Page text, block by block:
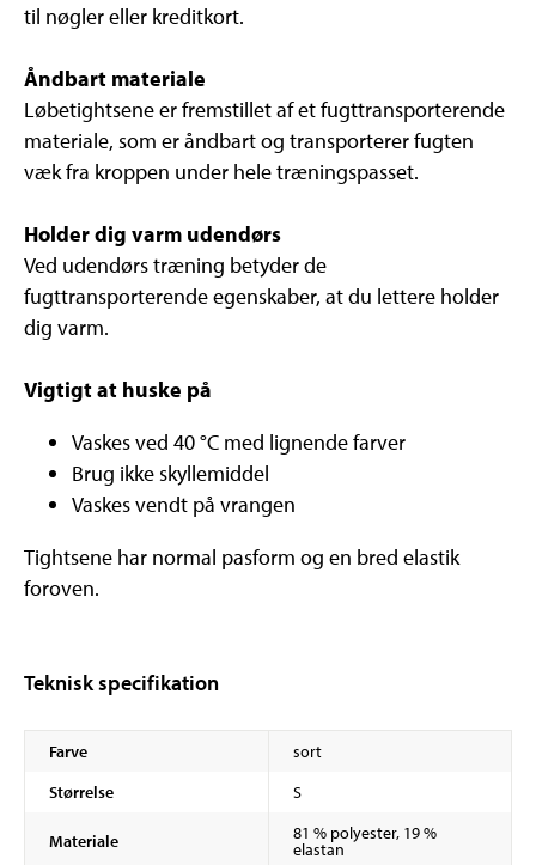
til nøgler eller kreditkort.
Åndbart materiale
Løbetightsene er fremstillet af et fugttransporterende
materiale, som er åndbart og transporterer fugten
væk fra kroppen under hele træningspasset.
Holder dig varm udendørs
Ved udendørs træning betyder de
fugttransporterende egenskaber, at du lettere holder
dig varm.
Vigtigt at huske på
Vaskes ved 40 °C med lignende farver
Brug ikke skyllemiddel
Vaskes vendt på vrangen
Tightsene har normal pasform og en bred elastik
foroven.
Teknisk specifikation
Farve
sort
Størrelse
S
Materiale 81 % polyester, 19 %
elastan